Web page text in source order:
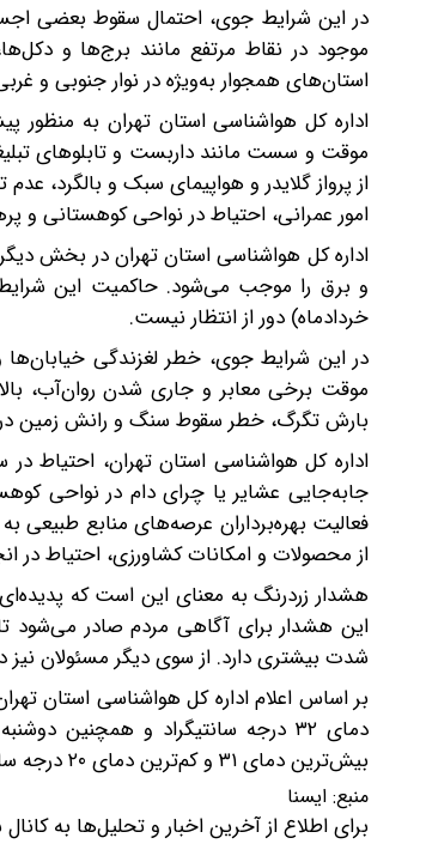
در این شرایط جوی، احتمال سقوط بعضی
موجود در نقاط مرتفع مانند برج‌ها و
استان‌های همجوار به‌ویژه در نوار جنوبی و
اداره کل هواشناسی استان تهران به منظور
موقت و سست مانند داربست و تابلوهای
از پرواز گلایدر و هواپیمای سبک و بالگرد،
امور عمرانی، احتیاط در نواحی کوهستانی و
اداره کل هواشناسی استان تهران در بخش
خردادماه) دور از انتظار نیست.
در این شرایط جوی، خطر لغزندگی
موقت برخی معابر و جاری شدن روان‌آب،
بارش تگرگ، خطر سقوط سنگ و رانش زمین در
اداره کل هواشناسی استان تهران، احتیاط
جابه‌جایی عشایر یا چرای دام در نواحی
فعالیت بهره‌برداران عرصه‌های منابع طبیعی
از محصولات و امکانات کشاورزی، احتیاط در
هشدار زردرنگ به معنای این است که
این هشدار برای آگاهی مردم صادر می‌شود
شدت بیشتری دارد. از سوی دیگر مسئولان نیز
بیش‌ترین دمای ۳۱ و کم‌ترین دمای ۲۰ درجه سانتیگراد پیش‌بینی می‌شود.
منبع: ایسنا
برای اطلاع از آخرین اخبار و تحلیل‌ها به